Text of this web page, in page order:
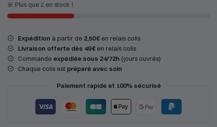
🚨 Plus que 2 en stock !
Expédition à partir de 2,50 € en relais colis
Livraison offerte dès 49 € en relais colis
Commande expédiée sous 24/72h (jours ouvrés)
Chaque colis est préparé avec soin
Paiement rapide et 100% sécurisé